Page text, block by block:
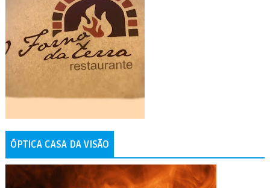
ÓPTICA CASA DA VISÃO